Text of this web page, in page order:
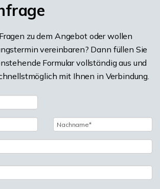
zu dem Angebot oder wollen
vereinbaren? Dann füllen Sie
Formular vollständig aus und
mit Ihnen in Verbindung.